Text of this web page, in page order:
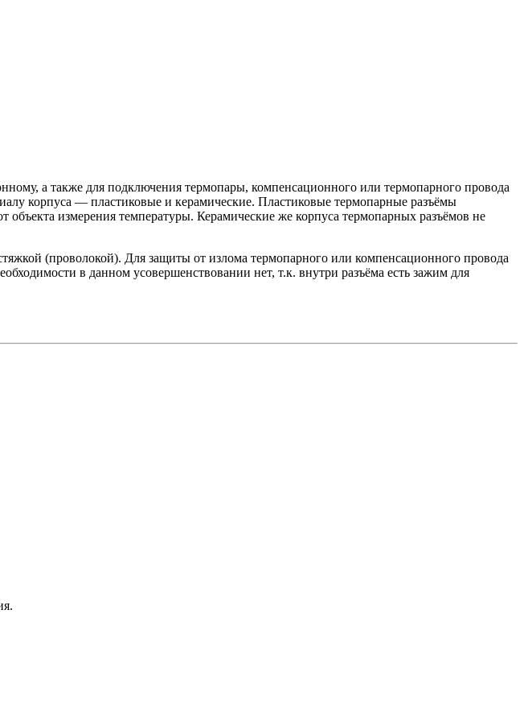
а также для подключения термопары, компенсационного или термопарного провода
корпуса — пластиковые и керамические. Пластиковые термопарные разъёмы
измерения температуры. Керамические же корпуса термопарных разъёмов не
(проволокой). Для защиты от излома термопарного или компенсационного провода
в данном усовершенствовании нет, т.к. внутри разъёма есть зажим для